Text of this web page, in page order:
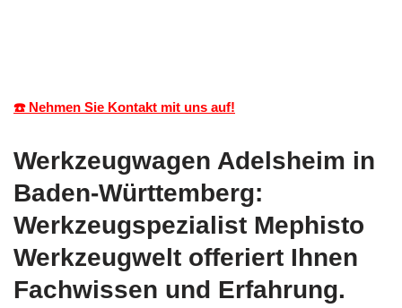
☎️ Nehmen Sie Kontakt mit uns auf!
Werkzeugwagen Adelsheim in
Baden-Württemberg:
Werkzeugspezialist Mephisto
Werkzeugwelt offeriert Ihnen
Fachwissen und Erfahrung.